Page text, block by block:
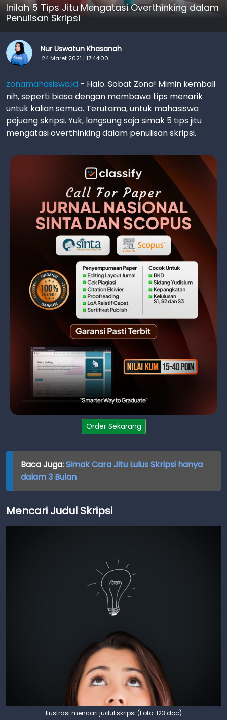
Inilah 5 Tips Jitu Mengatasi Overthinking dalam
Penulisan Skripsi
Nur Uswatun Khasanah
24 Maret 2021 | 17:44:00
zonamahasiswa.id - Halo. Sobat Zona! Mimin kembali
nih, seperti biasa dengan membawa tips menarik
untuk kalian semua. Terutama, untuk mahasiswa
pejuang skripsi. Yuk, langsung saja simak 5 tips jitu
mengatasi overthinking dalam penulisan skripsi.
Order Sekarang
Baca Juga:Simak Cara Jitu Lulus Skripsi hanya
dalam 3 Bulan
Mencari Judul Skripsi
Ilustrasi mencari judul skripsi (Foto: 123.doc)